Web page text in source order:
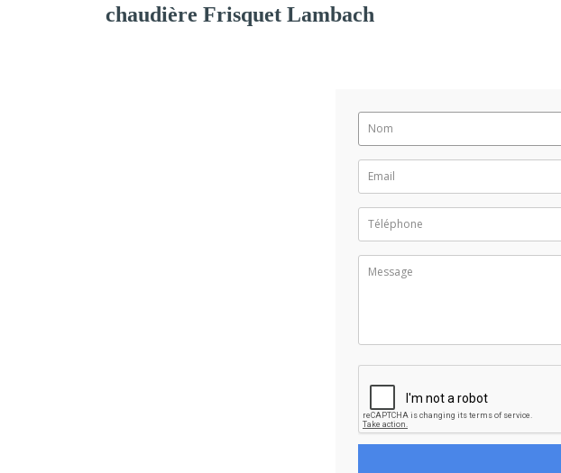
chaudière Frisquet Lambach